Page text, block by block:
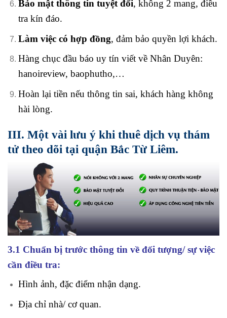
Bảo mật thông tin tuyệt đối, không 2 mang, điều
tra kín đáo.
Làm việc có hợp đồng, đảm bảo quyền lợi khách.
Hàng chục đầu báo uy tín viết về Nhân Duyên:
hanoireview, baophutho,…
Hoàn lại tiền nếu thông tin sai, khách hàng không
hài lòng.
III. Một vài lưu ý khi thuê dịch vụ thám
tử theo dõi tại quận Bắc Từ Liêm.
3.1 Chuẩn bị trước thông tin về đối tượng/ sự việc
cần điều tra:
Hình ảnh, đặc điểm nhận dạng.
Địa chỉ nhà/ cơ quan.